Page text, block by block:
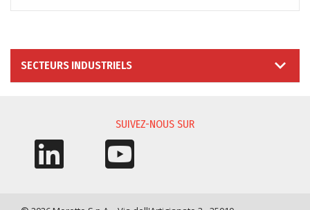
SECTEURS INDUSTRIELS
SUIVEZ-NOUS SUR